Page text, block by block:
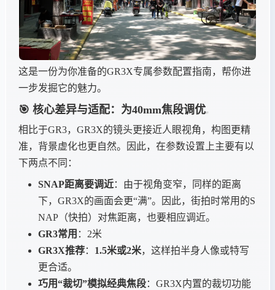
这是一份为你准备的GR3X专属参数配置指南，帮你进
一步发掘它的魅力。
🎯 核心差异与适配：为40mm焦段调优
相比于GR3，GR3X的镜头更接近人眼视角，构图更精
准，背景虚化也更自然。因此，在参数设置上主要有以
下两点不同：
SNAP距离要调近：由于视角变窄，同样的距离
下，GR3X的画面会更“满”。因此，街拍时常用的S
NAP（快拍）对焦距离，也要相应调近。
GR3常用 ：2米
GR3X推荐： 1.5米或2米，这样拍半身人像或特写
更合适。
巧用“裁切”模拟经典焦段：GR3X内置的裁切功能